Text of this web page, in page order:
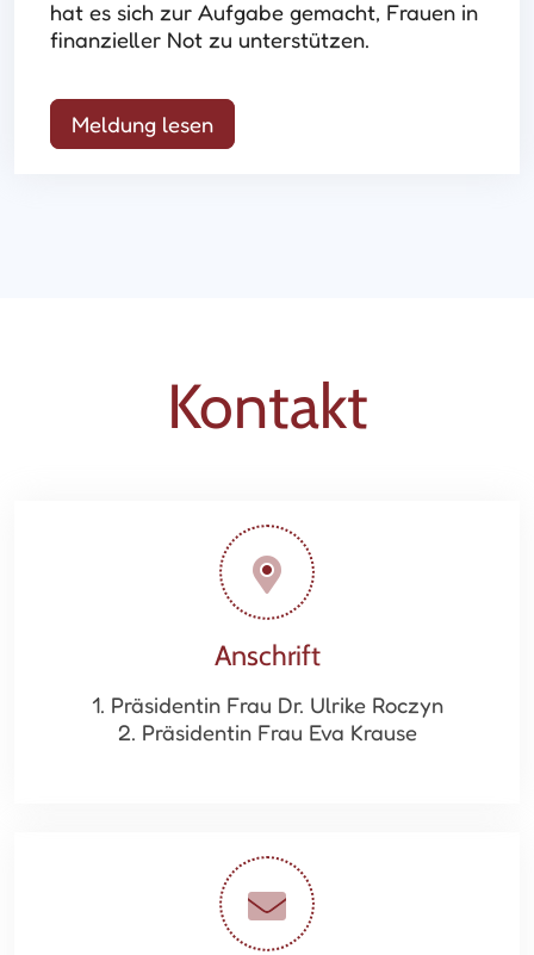
hat es sich zur Aufgabe gemacht, Frauen in
finanzieller Not zu unterstützen.
Meldung lesen
Kontakt
Anschrift
1. Präsidentin Frau Dr. Ulrike Roczyn
2. Präsidentin Frau Eva Krause